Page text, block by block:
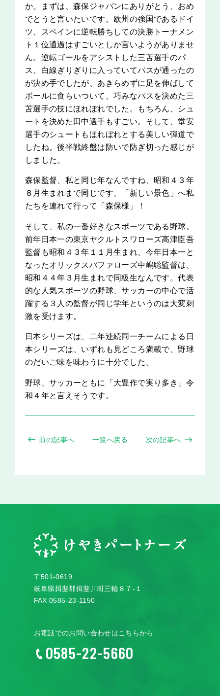
か。まずは、森保ジャパンにありがとう、おめ
でとうと言いたいです。欧州の強国であるドイ
ツ、スペインに逆転勝ちしての決勝トーナメン
ト１位通過はすごいとしか言いようがありませ
ん。逆転ゴールをアシストした三苫選手のパ
ス。白線ぎりぎりに入っていてパスが通ったの
が決め手でしたが、あきらめずに足を伸ばして
ボールに食らいついて、巧みなパスを決めた三
苫選手の技にほれぼれでした。もちろん、シュ
ートを決めた田中選手もすごい。そして、堂安
選手のシュートもほれぼれとする美しい弾道で
したね。後半戦終盤は防いで防ぎ切った感じが
しました。
森保監督、私と同じ年なんですね、昭和４３年
８月生まれまで同じです、「新しい景色」へ私
たちを連れて行って「森保様」！
そして、私の一番好きなスポーツである野球。
前年日本一の東京ヤクルトスワローズ高津臣吾
監督も昭和４３年１１月生まれ、今年日本一と
なったオリックスバファローズ中嶋聡監督は、
昭和４４年３月生まれで同級生なんです。代表
的な人気スポーツの野球、サッカーの中心で活
躍する３人の監督が同じ学年というのは大変刺
激を受けます。
日本シリーズは、二年連続同一チームによる日
本シリーズは、いずれも見どころ満載で、野球
のだいご味を味わうに十分でした。
野球、サッカーともに「大豊作で実り多き」令
和４年と言えそうです。
前の記事へ 一覧へ戻る 次の記事へ
〒501-0619
岐阜県揖斐郡揖斐川町三輪８７-１
FAX 0585-23-1150
お電話でのお問い合わせはこちらから
0585-22-5660